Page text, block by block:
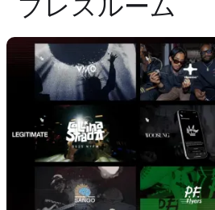
プレスルーム